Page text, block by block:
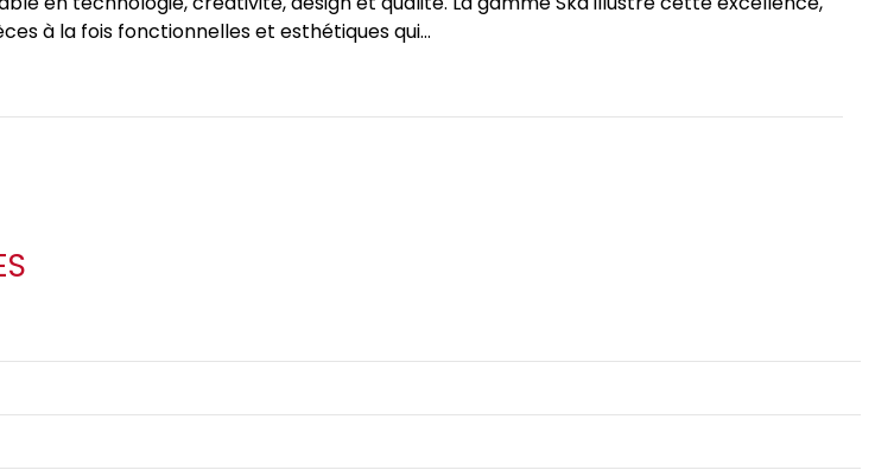
à la fois fonctionnelles et esthétiques qui...